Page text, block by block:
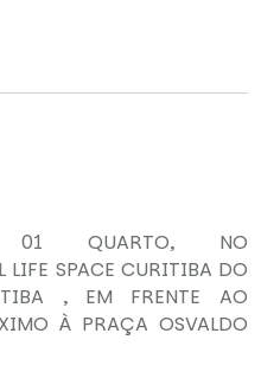
01 QUARTO, NO
SPACE CURITIBA DO
, EM FRENTE AO
À PRAÇA OSVALDO